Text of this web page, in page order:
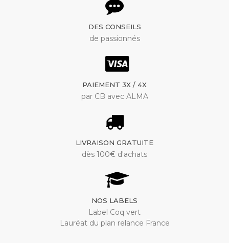
DES CONSEILS
de passionnés
PAIEMENT 3X / 4X
par CB avec ALMA
LIVRAISON GRATUITE
dès 100€ d'achats
NOS LABELS
Label Coq vert
Lauréat du plan relance France